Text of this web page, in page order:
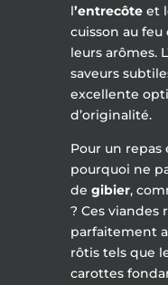
l’entrecôte et
cuisson au
leurs arômes.
saveurs
excellente
d’originalité.
Pour un repas
pourquoi ne
degibier,
? Ces viandes
parfaitement
rôtis tels que
carottes